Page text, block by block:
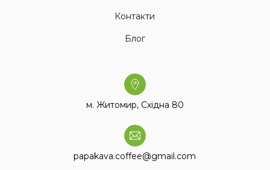
Контакти
Блог
м. Житомир, Східна 80
papakava.coffee@gmail.com